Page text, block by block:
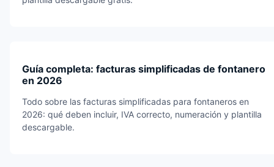
Guía completa: facturas simplificadas de fontanero
en 2026
Todo sobre las facturas simplificadas para fontaneros en
2026: qué deben incluir, IVA correcto, numeración y plantilla
descargable.